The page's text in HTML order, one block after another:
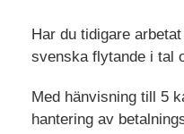
Har du tidigare
svenska flytande i tal
Med hänvisning till 5
hantering av